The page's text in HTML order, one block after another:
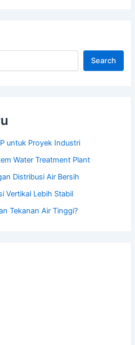
Search
untuk Proyek Industri
Water Treatment Plant
Distribusi Air Bersih
Vertikal Lebih Stabil
Tekanan Air Tinggi?